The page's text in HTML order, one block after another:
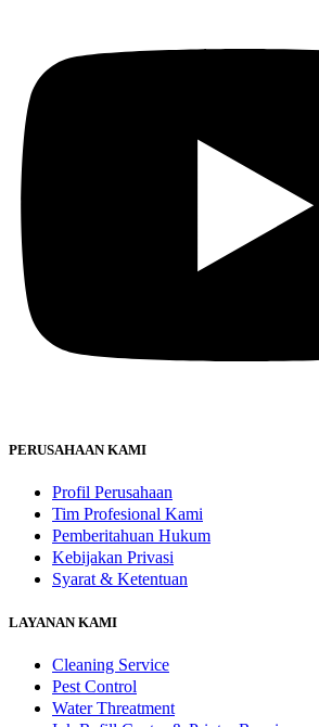
PERUSAHAAN KAMI
Profil Perusahaan
Tim Profesional Kami
Pemberitahuan Hukum
Kebijakan Privasi
Syarat & Ketentuan
LAYANAN KAMI
Cleaning Service
Pest Control
Water Threatment